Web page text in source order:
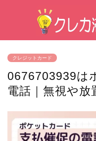
クレジットカード
0676703939は
電話｜無視や放